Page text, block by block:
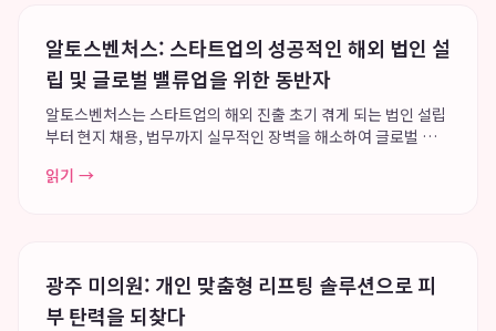
알토스벤처스: 스타트업의 성공적인 해외 법인 설
립 및 글로벌 밸류업을 위한 동반자
알토스벤처스는 스타트업의 해외 진출 초기 겪게 되는 법인 설립
부터 현지 채용, 법무까지 실무적인 장벽을 해소하여 글로벌 밸류
환과 같은 해외 법인 설립의 복잡한 법률 및 행정 가이드를 제공
읽기 →
광주 미의원: 개인 맞춤형 리프팅 솔루션으로 피
부 탄력을 되찾다